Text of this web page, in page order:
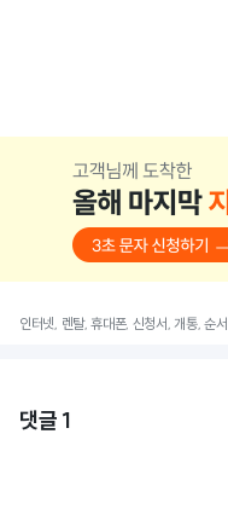
인터넷, 렌탈, 휴대폰, 신청서, 개통, 순서
댓글 1